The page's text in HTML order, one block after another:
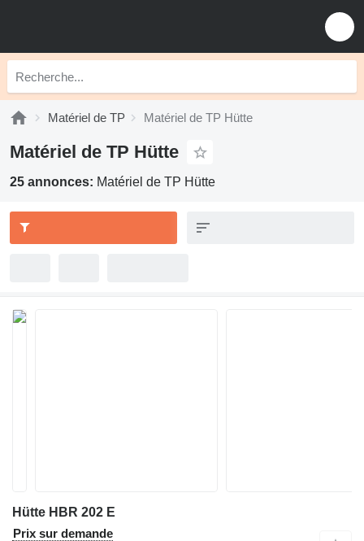
Matériel de TP Matériel de TP Hütte
Matériel de TP Hütte
25 annonces: Matériel de TP Hütte
Hütte HBR 202 E
Prix sur demande